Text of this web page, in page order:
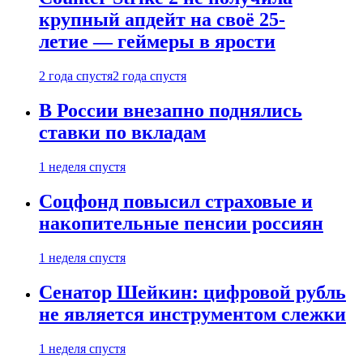
крупный апдейт на своё 25-
летие — геймеры в ярости
2 года спустя2 года спустя
В России внезапно поднялись
ставки по вкладам
1 неделя спустя
Соцфонд повысил страховые и
накопительные пенсии россиян
1 неделя спустя
Сенатор Шейкин: цифровой рубль
не является инструментом слежки
1 неделя спустя